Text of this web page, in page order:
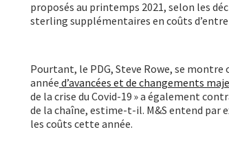
proposés au printemps 2021, selon les
sterling supplémentaires en coûts
Pourtant, le PDG, Steve Rowe, se
année d’avancées et de changements
de la crise du Covid-19 » a également
de la chaîne, estime-t-il. M&S entend par
les coûts cette année.